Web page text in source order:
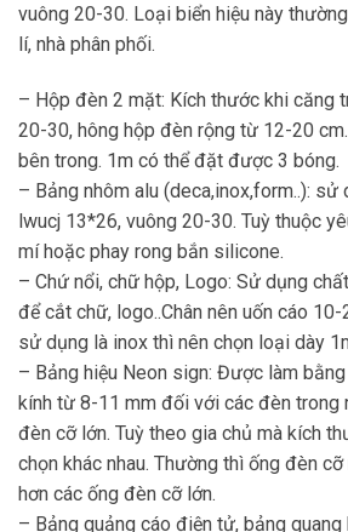
vuông 20-30. Loại biển hiệu này
lí, nhà phân phối.
– Hộp đèn 2 mặt: Kích thước khi căng
20-30, hông hộp đèn rộng từ 12-20
bên trong. 1m có thể đặt được 3 bóng.
– Bảng nhôm alu (deca,inox,form..): sử
lwucj 13*26, vuông 20-30. Tuỳ thuộc
mí hoặc phay rong bắn silicone.
– Chứ nổi, chữ hộp, Logo: Sử dụng
để cắt chữ, logo..Chân nên uốn cáo
sử dụng là inox thì nên chọn loại dày
– Bảng hiệu Neon sign: Được làm
kính từ 8-11 mm đối với các đèn trong
đèn cỡ lớn. Tuỳ theo gia chủ mà kích
chọn khác nhau. Thường thì ống đèn
hơn các ống đèn cỡ lớn.
– Bảng quảng cáo điện tử, bảng